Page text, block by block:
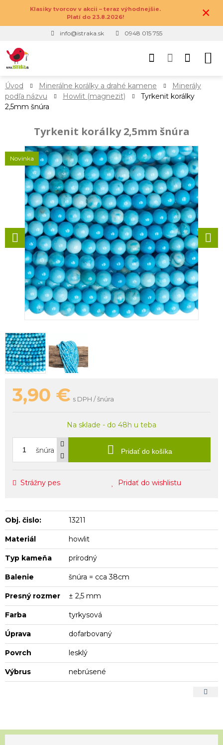
Klasiky tvorcov v akcii – teraz výhodnejšie.
Platí do 23.8.2026!
×
info@istraka.sk 0948 015 755
Úvod Minerálne korálky a drahé kamene
Minerály
podľa názvu
Howlit (magnezit)
Tyrkenit korálky
2,5mm šnúra
Tyrkenit korálky 2,5mm šnúra
Novinka
3,90 € s DPH / šnúra
Na sklade - do 48h u teba
šnúra Pridať do košíka
Strážny pes Pridať do wishlistu
Obj. čislo: 13211
Materiál howlit
Typ kameňa prírodný
Balenie šnúra = cca 38cm
Presný rozmer ± 2,5 mm
Farba tyrkysová
Úprava dofarbovaný
Povrch lesklý
Výbrus nebrúsené